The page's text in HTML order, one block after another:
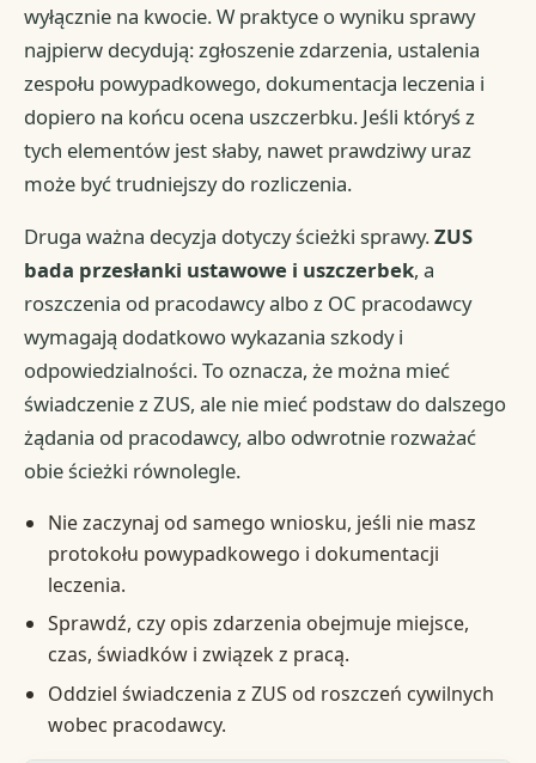
wyłącznie na kwocie. W praktyce o wyniku sprawy
najpierw decydują: zgłoszenie zdarzenia, ustalenia
zespołu powypadkowego, dokumentacja leczenia i
dopiero na końcu ocena uszczerbku. Jeśli któryś z
tych elementów jest słaby, nawet prawdziwy uraz
może być trudniejszy do rozliczenia.
Druga ważna decyzja dotyczy ścieżki sprawy.ZUS
bada przesłanki ustawowe i uszczerbek, a
roszczenia od pracodawcy albo z OC pracodawcy
wymagają dodatkowo wykazania szkody i
odpowiedzialności. To oznacza, że można mieć
świadczenie z ZUS, ale nie mieć podstaw do dalszego
żądania od pracodawcy, albo odwrotnie rozważać
obie ścieżki równolegle.
Nie zaczynaj od samego wniosku, jeśli nie masz
protokołu powypadkowego i dokumentacji
leczenia.
Sprawdź, czy opis zdarzenia obejmuje miejsce,
czas, świadków i związek z pracą.
Oddziel świadczenia z ZUS od roszczeń cywilnych
wobec pracodawcy.